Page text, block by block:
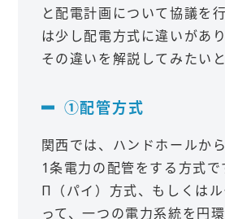
と配電計画について協議を
は少し配電方式に違いがあ
その違いを解説してみたいと
①配管方式
関西では、ハンドホールか
1条電力の配管をする方式
Π（パイ）方式、もしくは
って、一つの電力系統を円